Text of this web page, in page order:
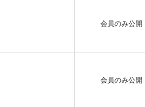
会員のみ公開
会員のみ公開